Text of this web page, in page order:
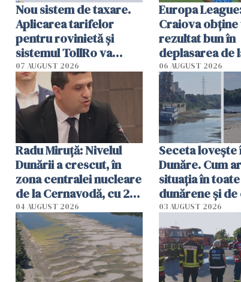
Nou sistem de taxare.
Aplicarea tarifelor
pentru rovinietă şi
sistemul TollRo va
începe la 1 octombrie
07 AUGUST 2026
Europa
Craiova obține
rezultat bun în
deplasarea de
06 AUGUST 2026
Radu Miruţă: Nivelul
Dunării a crescut, în
zona centralei nucleare
de la Cernavodă, cu 2
cm faţă de ziua trecută
04 AUGUST 2026
Seceta
Dunăre. Cum
situația în
dunărene și de
România
efectele, deși a
în iulie
03 AUGUST 2026